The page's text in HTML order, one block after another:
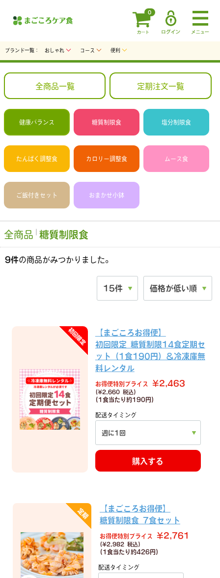
ブランド一覧： おしゃれ コース 便利
0
全商品一覧 定期注文一覧
健康バランス 糖質制限食 塩分制限食
たんぱく調整食 カロリー調整食 ムース食
ご飯付きセット おまかせ小鉢
全商品 糖質制限食
9件の商品がみつかりました。
【まごころお得便】
初回限定 糖質制限14食定期セ
ット（1食190円）＆冷凍庫無
料レンタル
お得便特別プライス ¥2,463
(¥2,660 税込)
(1食当たり約190円)
配送タイミング
購入する
【まごころお得便】
糖質制限食 7食セット
お得便特別プライス ¥2,761
(¥2,982 税込)
(1食当たり約426円)
配送タイミング